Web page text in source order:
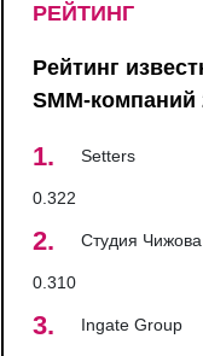
РЕЙТИНГ
Рейтинг
SMM-компаний
1. Setters
0.322
2. Студия Чижова
0.310
3. Ingate Group